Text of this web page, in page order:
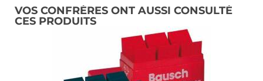
VOS CONFRÈRES ONT AUSSI CONSULTÉ
CES PRODUITS